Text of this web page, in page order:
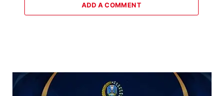
ADD A COMMENT